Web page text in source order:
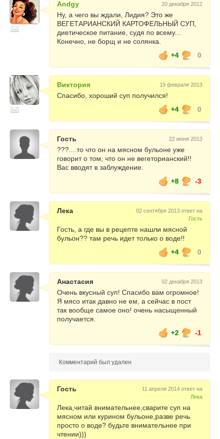
Andgy 20 декабря 2012
Ну, а чего вы ждали, Лидия? Это же
ВЕГЕТАРИАНСКИЙ КАРТОФЕЛЬНЫЙ СУП,
диетическое питание, судя по всему...
Конечно, не борщ и не солянка.
+4
0
Виктория 19 февраля 2013
Спасибо, хороший суп получился!
+4
0
Гость 22 июня 2013
???....то что он на мясном бульоне уже
говорит о том, что он не вегеторианский!!
Вас вводят в заблуждение.
+8
-3
Лека
02 сентября 2013 ответ на
Гость
Гость, а где вы в рецепте нашли мясной
бульон?? там речь идет только о воде!!
+4
0
Анастасия 02 декабря 2013
Очень вкусный суп! Спасибо вам огромное!
Я мясо итак давно не ем, а сейчас в пост
так вообще самое оно! очень насыщенный
получается.
+2
-1
Комментарий был удален
Гость
11 апреля 2014 ответ на
Лека
Лека,читай внимательнее,сварите суп на
мясном или курином бульоне,разве речь
просто о воде? будьте внимательнее при
чтении)))